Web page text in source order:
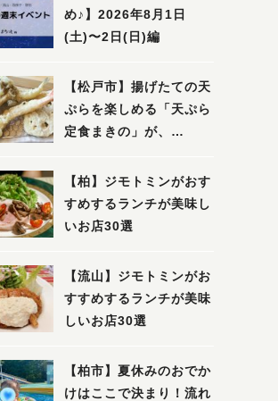
め♪】2026年8月1日
(土)〜2日(日)編
【松戸市】揚げたての天
ぷらを楽しめる「天ぷら
定食まきの」が、
【柏】ジモトミンがおす
すめするランチが美味し
いお店30選
【流山】ジモトミンがお
すすめするランチが美味
しいお店30選
【柏市】夏休みのおでか
けはここで決まり！流れ